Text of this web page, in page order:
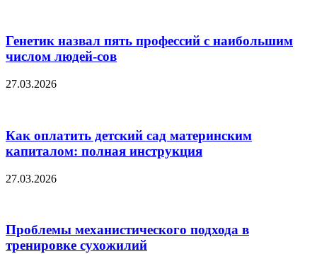
Генетик назвал пять профессий с наибольшим
числом людей-сов
27.03.2026
Как оплатить детский сад материнским
капиталом: полная инструкция
27.03.2026
Проблемы механистического подхода в
тренировке сухожилий